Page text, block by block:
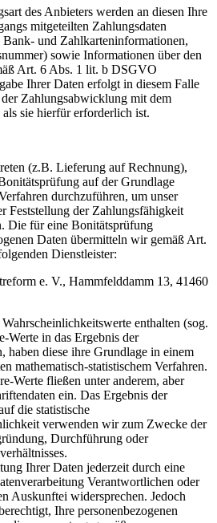
des Anbieters werden an diesen Ihre
mitgeteilten Zahlungsdaten
und Zahlkarteninformationen,
sowie Informationen über den
Art. 6 Abs. 1 lit. b DSGVO
Ihrer Daten erfolgt in diesem Falle
Zahlungsabwicklung mit dem
sie hierfür erforderlich ist.
(z.B. Lieferung auf Rechnung),
auf der Grundlage
durchzuführen, um unser
Feststellung der Zahlungsfähigkeit
Die für eine Bonitätsprüfung
Daten übermitteln wir gemäß Art.
Dienstleister:
e. V., Hammfelddamm 13, 41460
enthalten (sog.
Werte in das Ergebnis der
haben diese ihre Grundlage in einem
mathematisch-statistischem Verfahren.
Werte fließen unter anderem, aber
ein. Das Ergebnis der
die statistische
verwenden wir zum Zwecke der
Durchführung oder
Ihrer Daten jederzeit durch eine
Verantwortlichen oder
Auskunftei widersprechen. Jedoch
Ihre personenbezogenen